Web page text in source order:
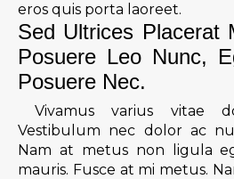
eros quis porta laoreet.
Sed Ultrices Placerat
Posuere Leo Nunc,
Posuere Nec.
Vivamus varius vitae
Vestibulum nec dolor ac
Nam at metus non ligula
mauris. Fusce at mi metus.